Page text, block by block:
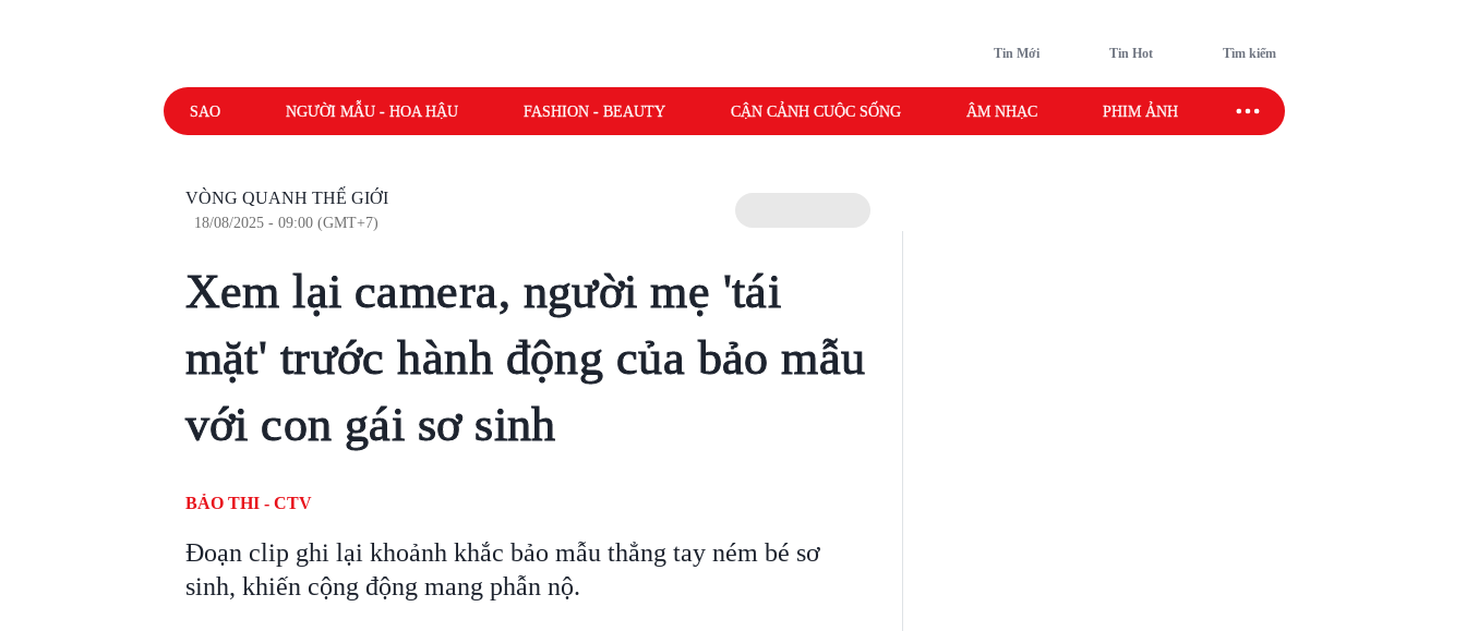
Tin Mới Tin Hot Tìm kiếm
SAO NGƯỜI MẪU - HOA HẬU FASHION - BEAUTY CẬN CẢNH CUỘC SỐNG ÂM NHẠC PHIM ẢNH SAO SPORT
VÒNG QUANH THẾ GIỚI
18/08/2025 - 09:00 (GMT+7)
Xem lại camera, người mẹ 'tái
mặt' trước hành động của bảo mẫu
với con gái sơ sinh
BẢO THI - CTV
Đoạn clip ghi lại khoảnh khắc bảo mẫu thẳng tay ném bé sơ
sinh, khiến cộng động mang phẫn nộ.